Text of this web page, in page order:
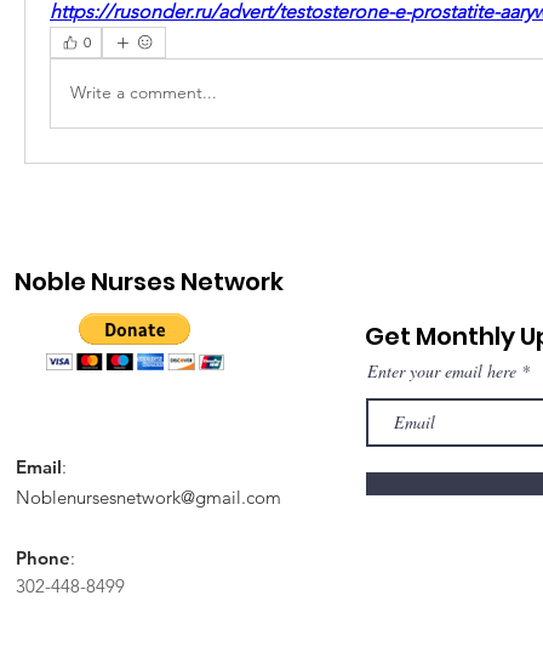
https://rusonder.ru/advert/testosterone-e-prostatite-
0
Write a comment...
Noble Nurses Network
Email:
Noblenursesnetwork@gmail.com
Phone:
302-448-8499
Get Monthly
Enter your email here